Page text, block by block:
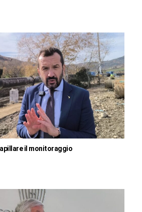
il monitoraggio